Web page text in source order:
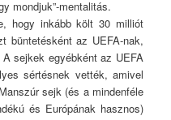
mondjuk”-mentalitás.
hogy inkább költ 30 milliót
büntetésként az UEFA-nak,
sejkek egyébként az UEFA
sértésnek vették, amivel
sejk (és a mindenféle
és Európának hasznos)